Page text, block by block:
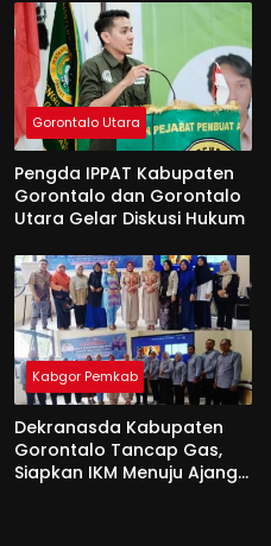
Gorontalo Utara
Pengda IPPAT Kabupaten
Gorontalo dan Gorontalo
Utara Gelar Diskusi Hukum
Kabgor Pemkab
Dekranasda Kabupaten
Gorontalo Tancap Gas,
Siapkan IKM Menuju Ajang